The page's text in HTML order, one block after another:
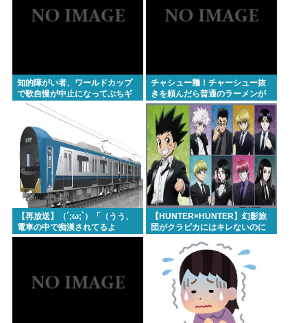
知的障がい者、ワールドカップ
で歌自慢が中止になってぶちギ
レ発狂親を殴りまくり大暴れ
チャシュー麺！チャーシュー抜
きを頼んだら普通のラーメンが
出てきたんだが、これっておか
しくねえ？
【再放送】（´;ω;`）「（うう、
電車の中で痴漢されてるよ
う…）」
【HUNTER×HUNTER】幻影旅
団がクラピカにはキレないのに